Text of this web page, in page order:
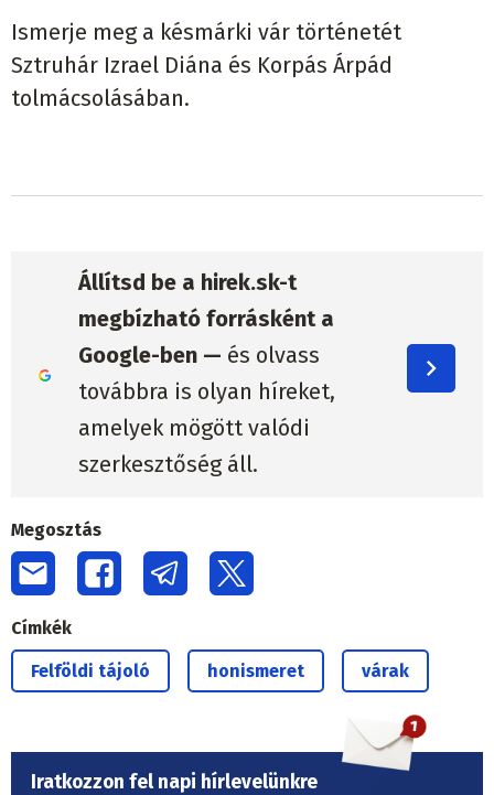
Ismerje meg a késmárki vár történetét
Sztruhár Izrael Diána és Korpás Árpád
tolmácsolásában.
Állítsd be a hirek.sk-t
megbízható forrásként a
Google-ben — és olvass
továbbra is olyan híreket,
amelyek mögött valódi
szerkesztőség áll.
Megosztás
Címkék
Felföldi tájoló honismeret várak
Iratkozzon fel napi hírlevelünkre